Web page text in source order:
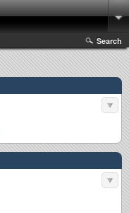
Search